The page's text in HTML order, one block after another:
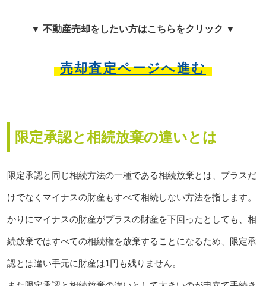
▼ 不動産売却をしたい方はこちらをクリック ▼
売却査定ページへ進む
限定承認と相続放棄の違いとは
限定承認と同じ相続方法の一種である相続放棄とは、プラスだ
けでなくマイナスの財産もすべて相続しない方法を指します。
かりにマイナスの財産がプラスの財産を下回ったとしても、相
続放棄ではすべての相続権を放棄することになるため、限定承
認とは違い手元に財産は1円も残りません。